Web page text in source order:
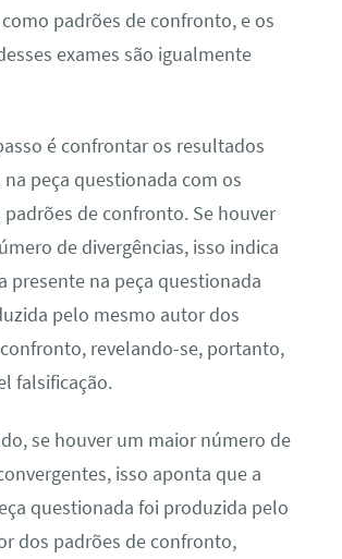
padrões de confronto, e os
exames são igualmente
é confrontar os resultados
na peça questionada com os
padrões de confronto. Se houver
de divergências, isso indica
presente na peça questionada
pelo mesmo autor dos
revelando-se, portanto,
falsificação.
se houver um maior número de
isso aponta que a
questionada foi produzida pelo
dos padrões de confronto,